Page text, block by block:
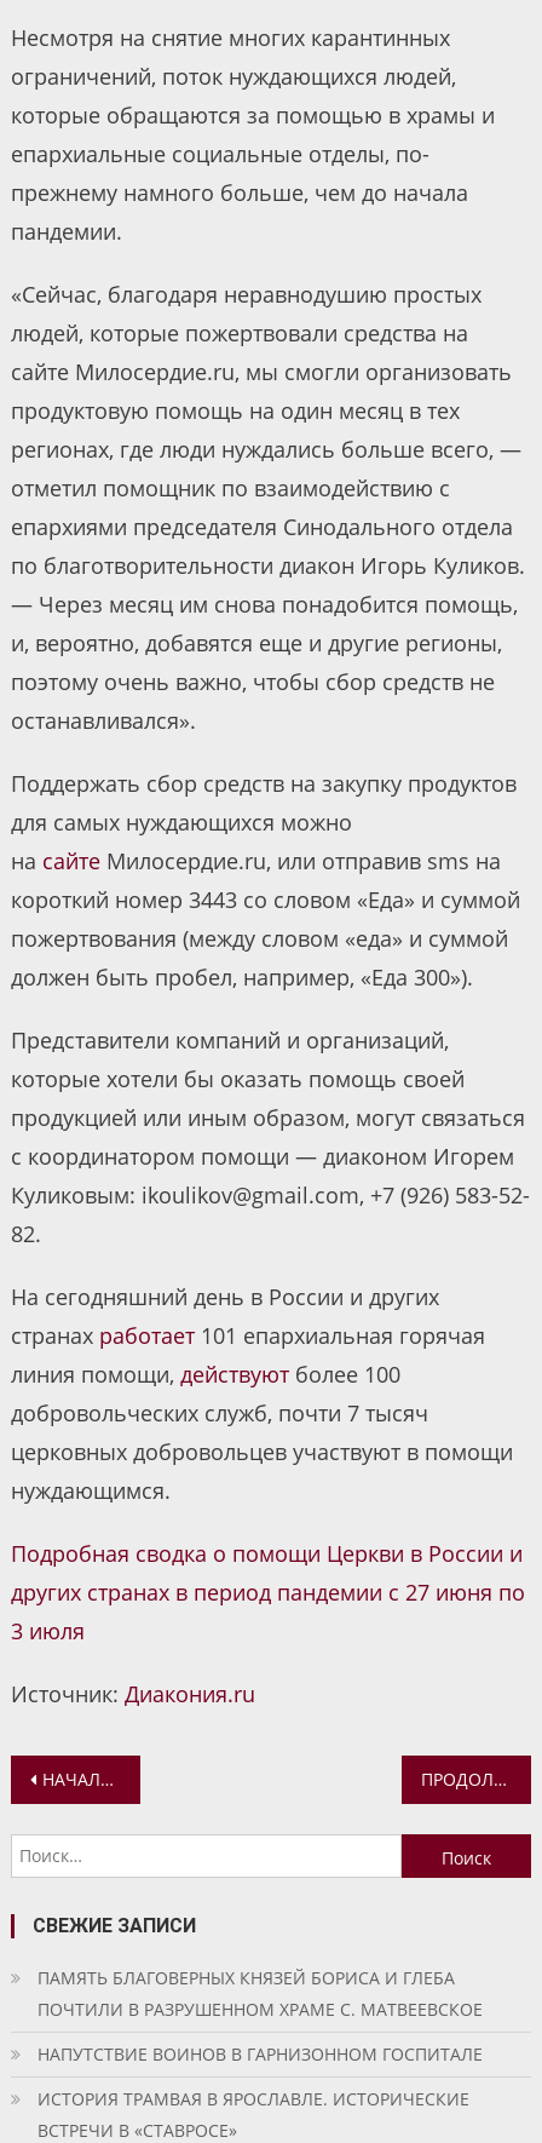
Несмотря на снятие многих карантинных
ограничений, поток нуждающихся людей,
которые обращаются за помощью в храмы и
епархиальные социальные отделы, по-
прежнему намного больше, чем до начала
пандемии.
«Сейчас, благодаря неравнодушию простых
людей, которые пожертвовали средства на
сайте Милосердие.ru, мы смогли организовать
продуктовую помощь на один месяц в тех
регионах, где люди нуждались больше всего, —
отметил помощник по взаимодействию с
епархиями председателя Синодального отдела
по благотворительности диакон Игорь Куликов.
— Через месяц им снова понадобится помощь,
и, вероятно, добавятся еще и другие регионы,
поэтому очень важно, чтобы сбор средств не
останавливался».
Поддержать сбор средств на закупку продуктов
для самых нуждающихся можно
на сайтеМилосердие.ru, или отправив sms на
короткий номер 3443 со словом «Еда» и суммой
пожертвования (между словом «еда» и суммой
должен быть пробел, например, «Еда 300»).
Представители компаний и организаций,
которые хотели бы оказать помощь своей
продукцией или иным образом, могут связаться
с координатором помощи — диаконом Игорем
Куликовым: ikoulikov@gmail.com, +7 (926) 583-52-
82.
На сегодняшний день в России и других
странах работает 101 епархиальная горячая
линия помощи, действуютболее 100
добровольческих служб, почти 7 тысяч
церковных добровольцев участвуют в помощи
нуждающимся.
Подробная сводка о помощи Церкви в России и
других странах в период пандемии с 27 июня по
3 июля
Источник: Диакония.ru
Навигация
по
записям
НАЧАЛСЯ НОВЫЙ ЭТАП ВОССТАНОВИТЕЛЬНЫХ РАБОТ ПО ОГРАДЕ ЯКОВЛЕВСКО-БЛАГОВЕЩЕНСКОГО ХРАМА ПРОДОЛЖАЕТСЯ УКРАШЕНИЕ ИКОНОСТАСА ДЛЯ ВОЗНЕСЕНСКОГО ХРАМА РОСТОВА ВЕЛИКОГО
Найти:
СВЕЖИЕ ЗАПИСИ
ПАМЯТЬ БЛАГОВЕРНЫХ КНЯЗЕЙ БОРИСА И ГЛЕБА
ПОЧТИЛИ В РАЗРУШЕННОМ ХРАМЕ С. МАТВЕЕВСКОЕ
НАПУТСТВИЕ ВОИНОВ В ГАРНИЗОННОМ ГОСПИТАЛЕ
ИСТОРИЯ ТРАМВАЯ В ЯРОСЛАВЛЕ. ИСТОРИЧЕСКИЕ
ВСТРЕЧИ В «СТАВРОСЕ»